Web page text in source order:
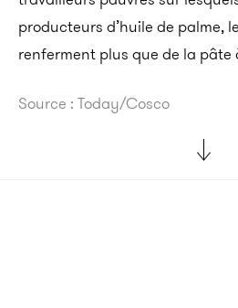
producteurs d’huile de palme,
renferment plus que de la pâte
Source : Today/Cosco